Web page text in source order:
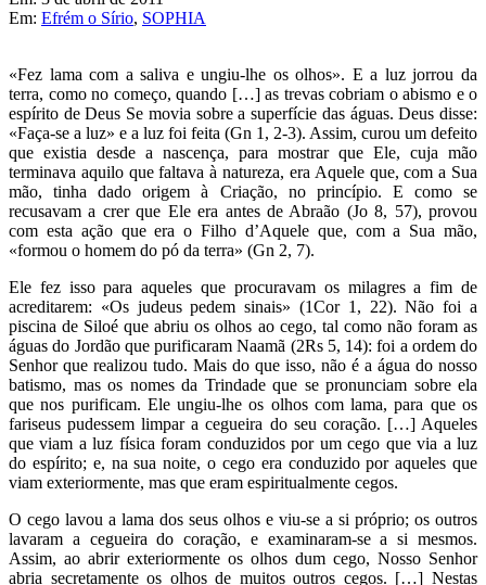
Em: Efrém o Sírio, SOPHIA
«Fez lama com a saliva e ungiu-lhe os olhos». E a luz jorrou da
terra, como no começo, quando […] as trevas cobriam o abismo e o
espírito de Deus Se movia sobre a superfície das águas. Deus disse:
«Faça-se a luz» e a luz foi feita (Gn 1, 2-3). Assim, curou um defeito
que existia desde a nascença, para mostrar que Ele, cuja mão
terminava aquilo que faltava à natureza, era Aquele que, com a Sua
mão, tinha dado origem à Criação, no princípio. E como se
recusavam a crer que Ele era antes de Abraão (Jo 8, 57), provou
com esta ação que era o Filho d’Aquele que, com a Sua mão,
«formou o homem do pó da terra» (Gn 2, 7).
Ele fez isso para aqueles que procuravam os milagres a fim de
acreditarem: «Os judeus pedem sinais» (1Cor 1, 22). Não foi a
piscina de Siloé que abriu os olhos ao cego, tal como não foram as
águas do Jordão que purificaram Naamã (2Rs 5, 14): foi a ordem do
Senhor que realizou tudo. Mais do que isso, não é a água do nosso
batismo, mas os nomes da Trindade que se pronunciam sobre ela
que nos purificam. Ele ungiu-lhe os olhos com lama, para que os
fariseus pudessem limpar a cegueira do seu coração. […] Aqueles
que viam a luz física foram conduzidos por um cego que via a luz
do espírito; e, na sua noite, o cego era conduzido por aqueles que
viam exteriormente, mas que eram espiritualmente cegos.
O cego lavou a lama dos seus olhos e viu-se a si próprio; os outros
lavaram a cegueira do coração, e examinaram-se a si mesmos.
Assim, ao abrir exteriormente os olhos dum cego, Nosso Senhor
abria secretamente os olhos de muitos outros cegos. […] Nestas